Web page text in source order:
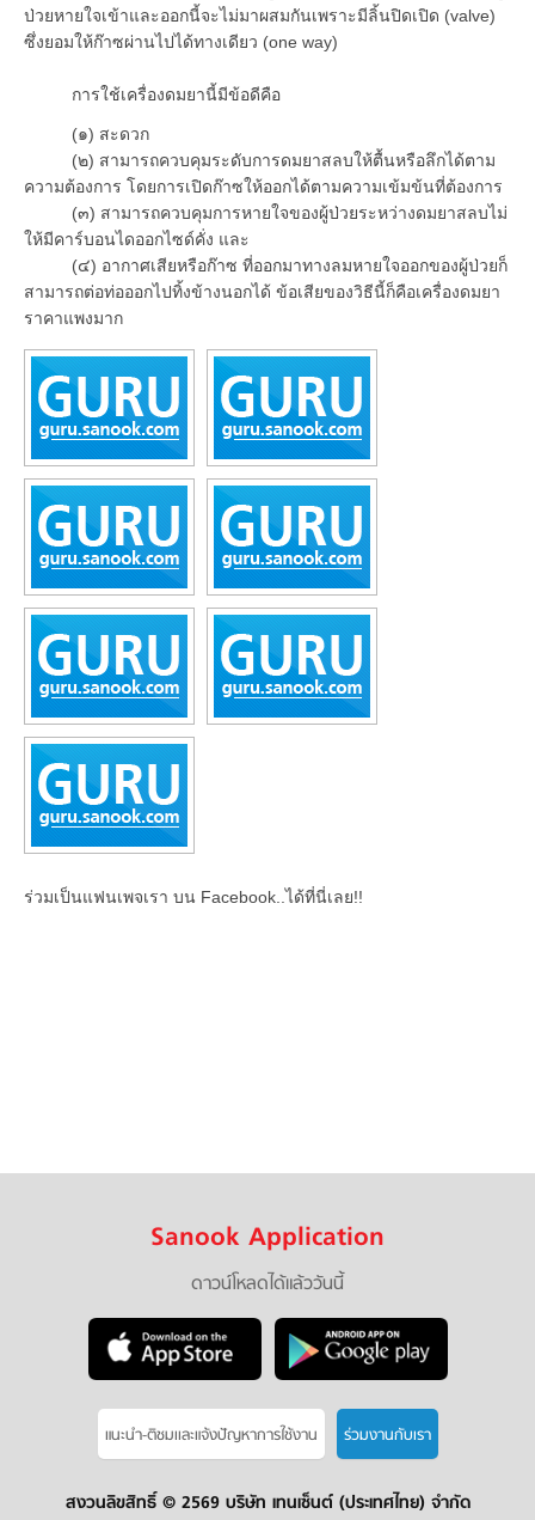
ป่วยหายใจเข้าและออกนี้จะไม่มาผสมกันเพราะมีลิ้นปิดเปิด (valve)
ซึ่งยอมให้ก๊าซผ่านไปได้ทางเดียว (one way)
การใช้เครื่องดมยานี้มีข้อดีคือ
(๑) สะดวก
(๒) สามารถควบคุมระดับการดมยาสลบให้ตื้นหรือลึกได้ตาม
ความต้องการ โดยการเปิดก๊าซให้ออกได้ตามความเข้มข้นที่ต้องการ
(๓) สามารถควบคุมการหายใจของผู้ป่วยระหว่างดมยาสลบไม่
ให้มีคาร์บอนไดออกไซด์คั่ง และ
(๔) อากาศเสียหรือก๊าซ ที่ออกมาทางลมหายใจออกของผู้ป่วยก็
สามารถต่อท่อออกไปทิ้งข้างนอกได้ ข้อเสียของวิธีนี้ก็คือเครื่องดมยา
ราคาแพงมาก
ร่วมเป็นแฟนเพจเรา บน Facebook..ได้ที่นี่เลย!!
Sanook Application
ดาวน์โหลดได้แล้ววันนี้
แนะนำ-ติชมเเละแจ้งปัญหาการใช้งาน ร่วมงานกับเรา
สงวนลิขสิทธิ์ © 2569 บริษัท เทนเซ็นต์ (ประเทศไทย) จำกัด